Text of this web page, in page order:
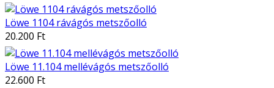
Löwe 1104 rávágós metszőolló
20.200 Ft
Löwe 11.104 mellévágós metszőolló
22.600 Ft